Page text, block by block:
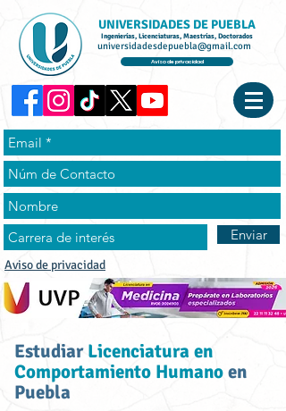
UNIVERSIDADES DE PUEBLA
Ingenierías, Licenciaturas, Maestrías, Doctorados
universidadesdepuebla@gmail.com
Aviso de privacidad
Enviar
Aviso de privacidad
EstudiarLicenciatura en
Comportamiento Humanoen
Puebla